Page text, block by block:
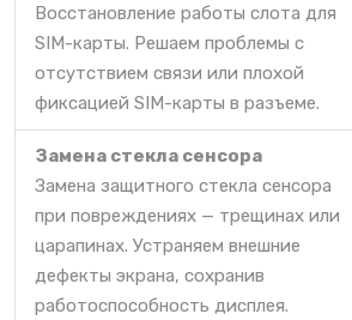
Восстановление работы слота для
SIM-карты. Решаем проблемы с
отсутствием связи или плохой
фиксацией SIM-карты в разъеме.
Замена стекла сенсора
Замена защитного стекла сенсора
при повреждениях — трещинах или
царапинах. Устраняем внешние
дефекты экрана, сохранив
работоспособность дисплея.